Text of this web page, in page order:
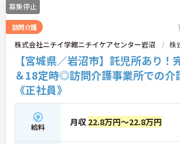
募集停止
訪問介護
株式会社ニチイ学館ニチイケアセンター岩沼 株
【宮城県／岩沼市】託児所あり！
＆18定時◎訪問介護事業所での介
《正社員》
給料 月収 22.8万円～22.8万円